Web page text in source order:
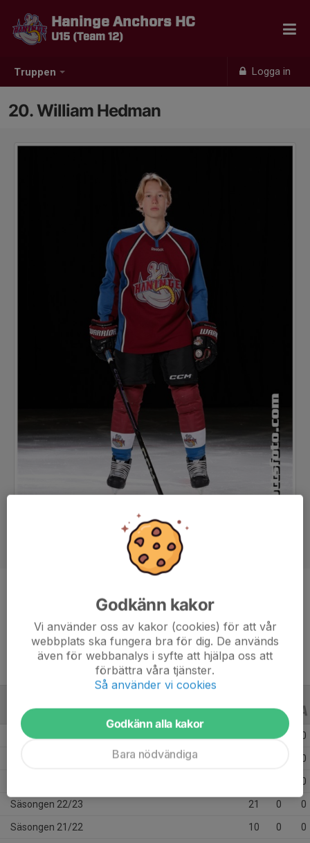
Truppen Logga in
Haninge Anchors HC
U15 (Team 12)
20. William Hedman
ALLA SERIER ALLA ÅR
Säsongen 25/26 0 0
0
0
Säsongen 22/23 21 0 0
Säsongen 21/22 10 0 0
Godkänn kakor
Vi använder oss av kakor (cookies) för att vår
webbplats ska fungera bra för dig. De används
även för webbanalys i syfte att hjälpa oss att
förbättra våra tjänster.
Så använder vi cookies
Godkänn alla kakor
Bara nödvändiga